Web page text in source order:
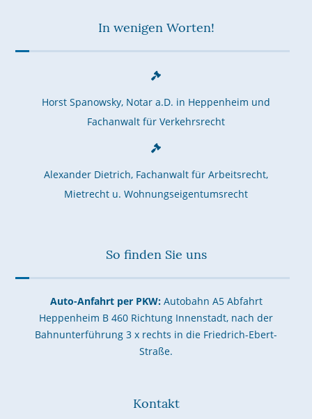
In wenigen Worten!
Horst Spanowsky, Notar a.D. in Heppenheim und
Fachanwalt für Verkehrsrecht
Alexander Dietrich, Fachanwalt für Arbeitsrecht,
Mietrecht u. Wohnungseigentumsrecht
So finden Sie uns
Auto-Anfahrt per PKW:Autobahn A5 Abfahrt
Heppenheim B 460 Richtung Innenstadt, nach der
Bahnunterführung 3 x rechts in die Friedrich-Ebert-
Straße.
Kontakt